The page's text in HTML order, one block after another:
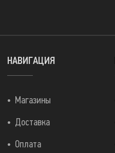
НАВИГАЦИЯ
Магазины
Доставка
Оплата